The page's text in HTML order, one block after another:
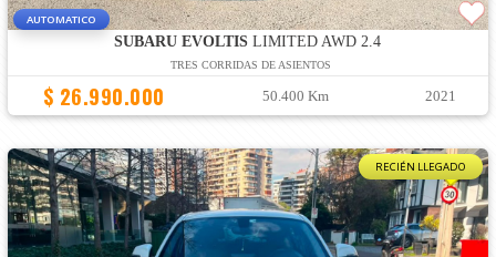
AUTOMATICO
SUBARU EVOLTIS LIMITED AWD 2.4
TRES CORRIDAS DE ASIENTOS
$ 26.990.000 50.400 Km 2021
RECIÉN LLEGADO